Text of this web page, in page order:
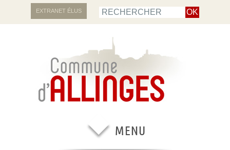
EXTRANET ÉLUS